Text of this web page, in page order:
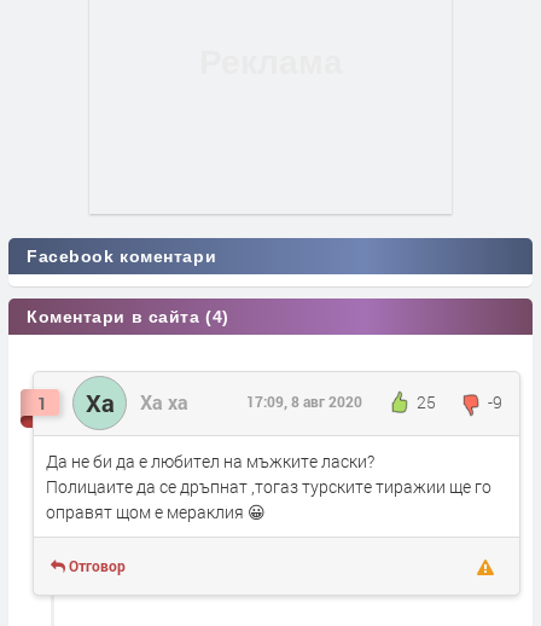
Facebook коментари
Коментари в сайта (4)
1 Ха Ха ха 25 -9
17:09, 8 авг 2020
Да не би да е любител на мъжките ласки?
Полицаите да се дръпнат ,тогаз турските тиражии ще го
оправят щом е мераклия 😀
Отговор